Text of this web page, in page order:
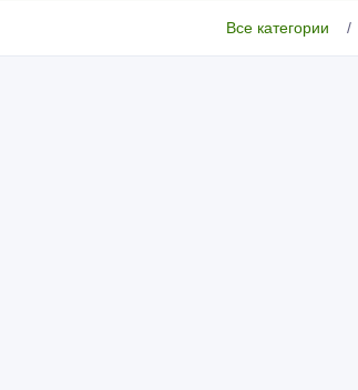
Все категории